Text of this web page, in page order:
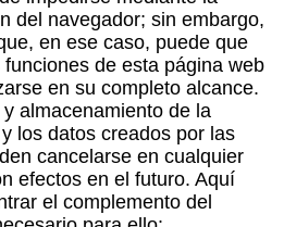
del navegador; sin embargo,
en ese caso, puede que
funciones de esta página web
en su completo alcance.
almacenamiento de la
los datos creados por las
cancelarse en cualquier
efectos en el futuro. Aquí
el complemento del